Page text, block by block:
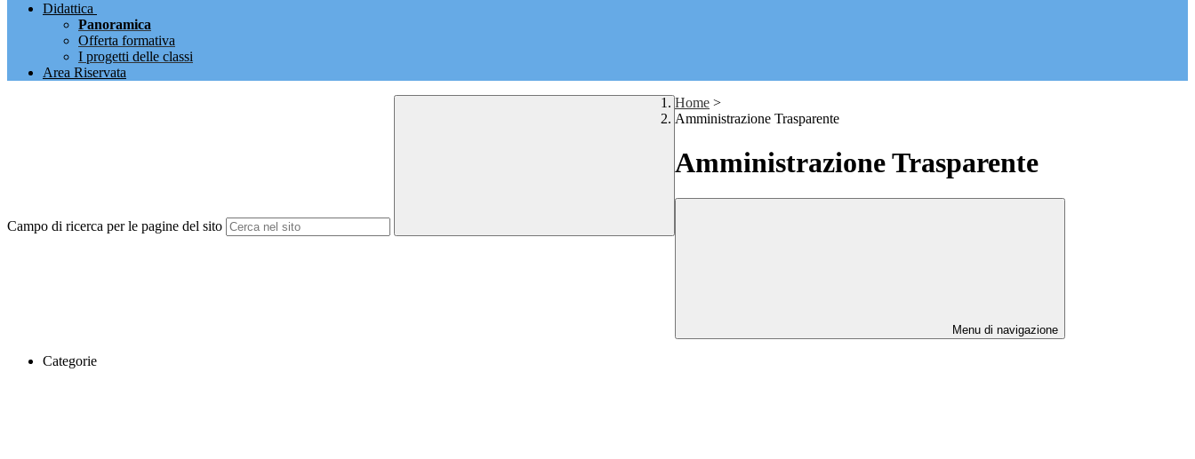
Didattica
Panoramica
Offerta formativa
I progetti delle classi
Area Riservata
Campo di ricerca per le pagine del sito
Home >
Amministrazione Trasparente
Amministrazione Trasparente
Menu di navigazione
Categorie